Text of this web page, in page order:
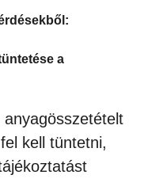
a
kell tüntetni,